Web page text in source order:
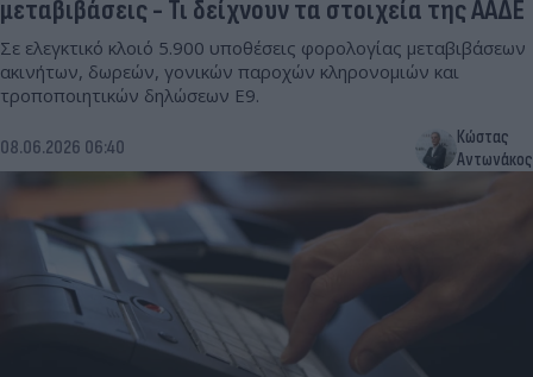
μεταβιβάσεις - Τι δείχνουν τα στοιχεία της ΑΑΔΕ
Σε ελεγκτικό κλοιό 5.900 υποθέσεις φορολογίας μεταβιβάσεων
ακινήτων, δωρεών, γονικών παροχών κληρονομιών και
τροποποιητικών δηλώσεων Ε9.
08.06.2026 06:40
Κώστας
Αντωνάκος